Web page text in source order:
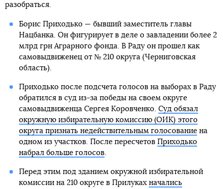
разобраться.
Борис Приходько — бывший заместитель главы
Нацбанка. Он фигурирует в деле о завладении более 2
млрд грн Аграрного фонда. В Раду он прошел как
самовыдвиженец от № 210 округа (Черниговская
область).
Приходько после подсчета голосов на выборах в Раду
обратился в суд из-за победы на своем округе
самовыдвиженца Сергея Коровченко. Суд обязал
окружную избирательную комиссию (ОИК) этого
округа признать недействительным голосованиена
одном из участков. После пересчетов Приходько
набрал больше голосов.
Перед этим под зданием окружной избирательной
комиссии на 210 округе в Прилуках начались